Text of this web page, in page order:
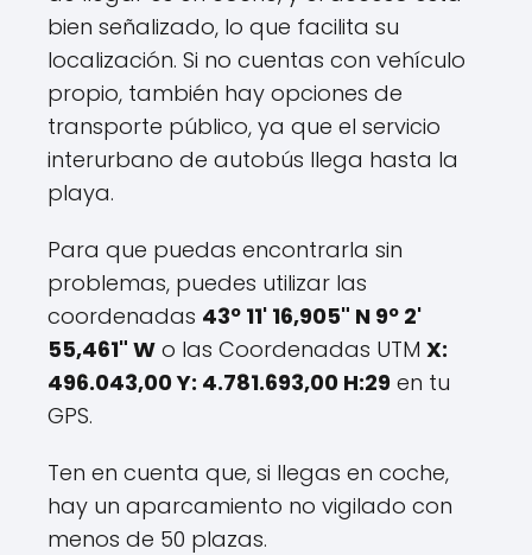
bien señalizado, lo que facilita su
localización. Si no cuentas con vehículo
propio, también hay opciones de
transporte público, ya que el servicio
interurbano de autobús llega hasta la
playa.
Para que puedas encontrarla sin
problemas, puedes utilizar las
coordenadas 43º 11' 16,905" N 9º 2'
55,461" W o las Coordenadas UTM X:
496.043,00 Y: 4.781.693,00 H:29 en tu
GPS.
Ten en cuenta que, si llegas en coche,
hay un aparcamiento no vigilado con
menos de 50 plazas.